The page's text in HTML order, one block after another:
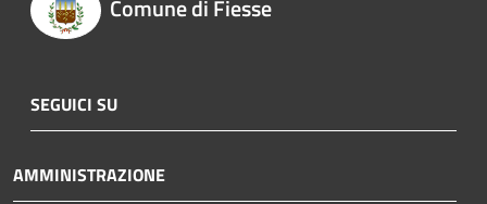
Comune di Fiesse
SEGUICI SU
AMMINISTRAZIONE